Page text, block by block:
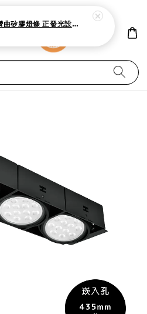
10x10mm 可彎曲矽膠燈條 正發光設計 防水耐用